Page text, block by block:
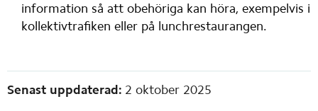
information så att obehöriga kan höra, exempelvis i
kollektivtrafiken eller på lunchrestaurangen.
Sidinformation
Senast uppdaterad: 2 oktober 2025